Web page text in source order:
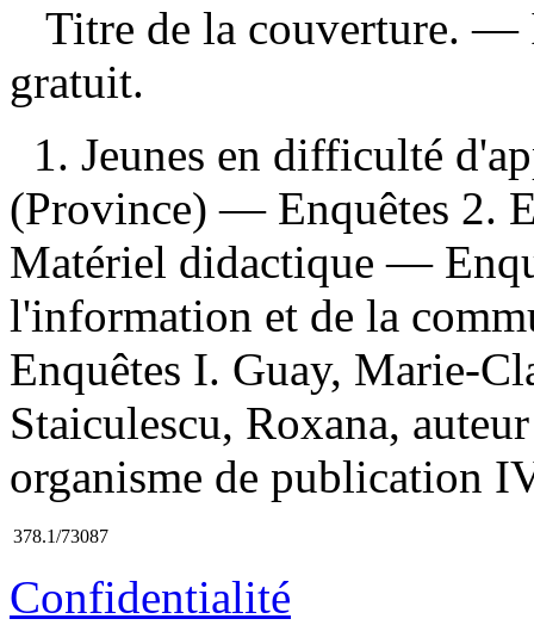
Titre de la couverture. —
gratuit.
1. Jeunes en difficulté
(Province) — Enquêtes 2.
Matériel didactique —
l'information et de la
Enquêtes I. Guay, Marie-
Staiculescu, Roxana,
organisme de publication
378.1/73087
Confidentialité